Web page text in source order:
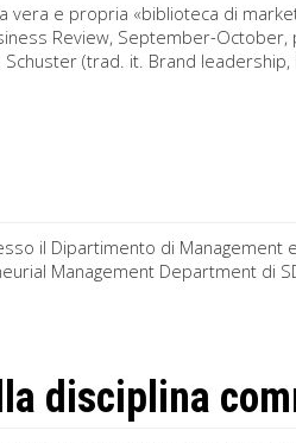
e propria «biblioteca di
Review, September-October,
(trad. it. Brand leadership,
il Dipartimento di Management e
Management Department di
disciplina